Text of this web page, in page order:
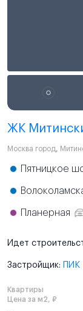
ЖК
Москва город,
Пятницкое
Планерная
Идет
Застройщик: ПИК
Квартиры
Цена за м2, ₽